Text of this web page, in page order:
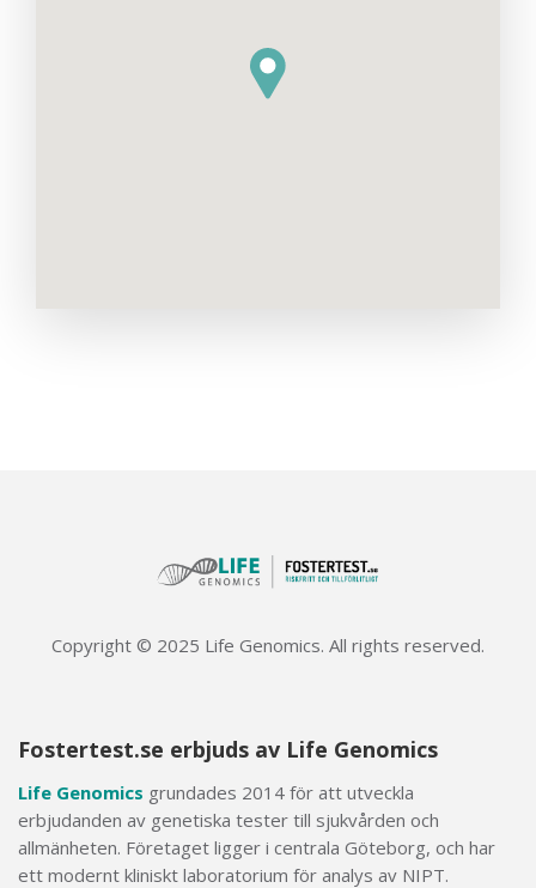
Copyright © 2025 Life Genomics. All rights reserved.
Fostertest.se erbjuds av Life Genomics
Life Genomics grundades 2014 för att utveckla
erbjudanden av genetiska tester till sjukvården och
allmänheten. Företaget ligger i centrala Göteborg, och har
ett modernt kliniskt laboratorium för analys av NIPT.